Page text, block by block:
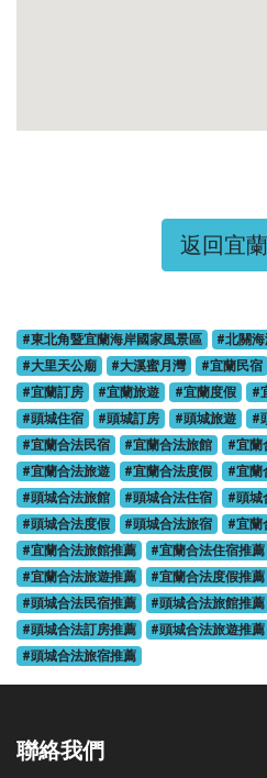
返回宜
#東北角暨宜蘭海岸國家風景區 #北關海
#大里天公廟
#大溪蜜月灣 #宜蘭民宿
#宜蘭訂房
#宜蘭旅遊 #宜蘭度假 #
#頭城住宿
#頭城訂房 #頭城旅遊 #
#宜蘭合法民宿
#宜蘭合法旅館 #宜蘭
#宜蘭合法旅遊
#宜蘭合法度假 #宜蘭
#頭城合法旅館
#頭城合法住宿 #頭城
#頭城合法度假
#頭城合法旅宿
#宜蘭
#宜蘭合法旅館推薦
#宜蘭合法住宿推薦
#宜蘭合法旅遊推薦
#宜蘭合法度假推薦
#頭城合法民宿推薦
#頭城合法旅館推薦
#頭城合法訂房推薦
#頭城合法旅遊推薦
#頭城合法旅宿推薦
聯絡我們